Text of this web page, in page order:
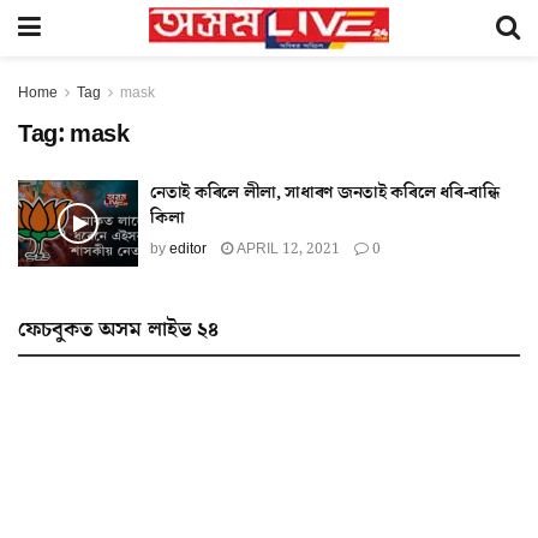
Home Tag mask
Tag: mask
নেতাই কৰিলে লীলা, সাধাৰণ জনতাই কৰিলে ধৰি-বান্ধি
কিলা
byeditor APRIL 12, 2021 0
ফেচবুকত অসম লাইভ ২৪